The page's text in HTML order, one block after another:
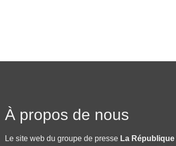
À propos de nous
Le site web du groupe de presse La République